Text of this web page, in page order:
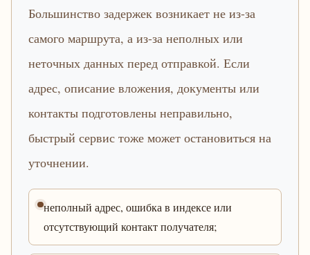
Большинство задержек возникает не из-за
самого маршрута, а из-за неполных или
неточных данных перед отправкой. Если
адрес, описание вложения, документы или
контакты подготовлены неправильно,
быстрый сервис тоже может остановиться на
уточнении.
неполный адрес, ошибка в индексе или
отсутствующий контакт получателя;